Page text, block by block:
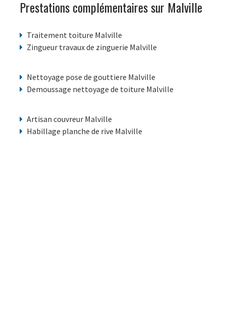
Prestations complémentaires sur Malville
Traitement toiture Malville
Zingueur travaux de zinguerie Malville
Nettoyage pose de gouttiere Malville
Demoussage nettoyage de toiture Malville
Artisan couvreur Malville
Habillage planche de rive Malville